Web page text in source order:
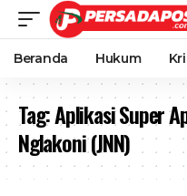
Beranda Hukum
Tag:Aplikasi Super
Nglakoni (JNN)